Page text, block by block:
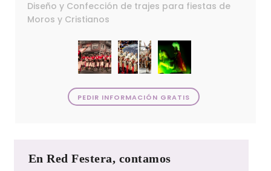
Diseño y Confección de trajes para fiestas de
Moros y Cristianos
PEDIR INFORMACIÓN GRATIS
En Red Festera, contamos